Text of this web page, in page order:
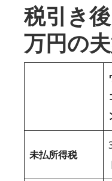
税引き
万円の
未払所得税